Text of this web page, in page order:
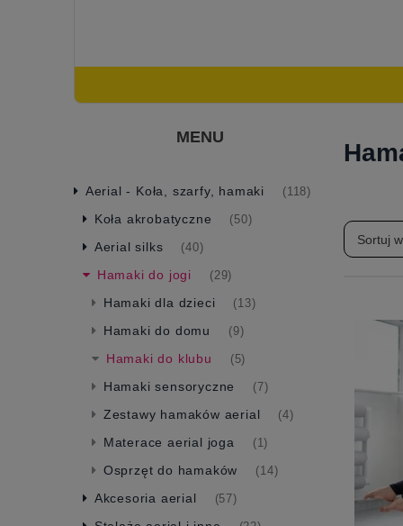
MENU
Aerial - Koła, szarfy, hamaki (118)
Koła akrobatyczne (50)
Aerial silks (40)
Hamaki do jogi (29)
Hamaki dla dzieci (13)
Hamaki do domu (9)
Hamaki do klubu (5)
Hamaki sensoryczne (7)
Zestawy hamaków aerial (4)
Materace aerial joga (1)
Osprzęt do hamaków (14)
Akcesoria aerial (57)
Sortuj